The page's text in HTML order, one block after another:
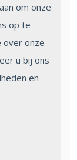
om onze
op te
over onze
u bij ons
en